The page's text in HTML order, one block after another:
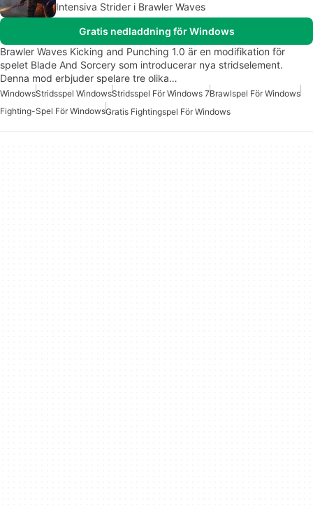
Intensiva Strider i Brawler Waves
Gratis nedladdning för Windows
Brawler Waves Kicking and Punching 1.0 är en modifikation för
spelet Blade And Sorcery som introducerar nya stridselement.
Denna mod erbjuder spelare tre olika…
WindowsStridsspel WindowsStridsspel För Windows 7Brawlspel För Windows
Fighting-Spel För WindowsGratis Fightingspel För Windows